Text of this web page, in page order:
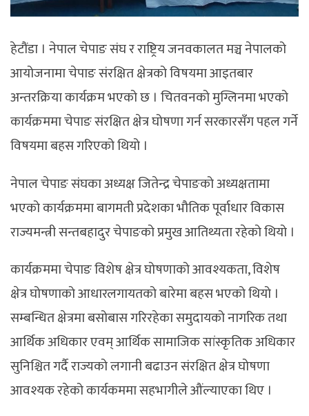
हेटौंडा । नेपाल चेपाङ संघ र राष्ट्रिय जनवकालत मञ्च नेपालको
आयोजनामा चेपाङ संरक्षित क्षेत्रको विषयमा आइतबार
अन्तरक्रिया कार्यक्रम भएको छ । चितवनको मुग्लिनमा भएको
कार्यक्रममा चेपाङ संरक्षित क्षेत्र घोषणा गर्न सरकारसँग पहल गर्ने
विषयमा बहस गरिएको थियो ।
नेपाल चेपाङ संघका अध्यक्ष जितेन्द्र चेपाङको अध्यक्षतामा
भएको कार्यक्रममा बागमती प्रदेशका भौतिक पूर्वाधार विकास
राज्यमन्त्री सन्तबहादुर चेपाङको प्रमुख आतिथ्यता रहेको थियो ।
कार्यक्रममा चेपाङ विशेष क्षेत्र घोषणाको आवश्यकता, विशेष
क्षेत्र घोषणाको आधारलगायतको बारेमा बहस भएको थियो ।
सम्बन्धित क्षेत्रमा बसोबास गरिरहेका समुदायको नागरिक तथा
आर्थिक अधिकार एवम् आर्थिक सामाजिक सांस्कृतिक अधिकार
सुनिश्चित गर्दै राज्यको लगानी बढाउन संरक्षित क्षेत्र घोषणा
आवश्यक रहेको कार्यकममा सहभागीले औंल्याएका थिए ।